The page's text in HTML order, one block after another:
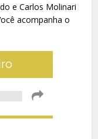
e Carlos Molinari
acompanha o